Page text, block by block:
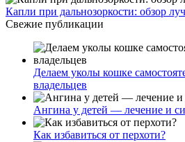
Капли при дальнозоркости: обзор
Свежие публикации
Делаем уколы кошке
владельцев
Ангина у детей — лечение и
Как избавиться от перхоти?